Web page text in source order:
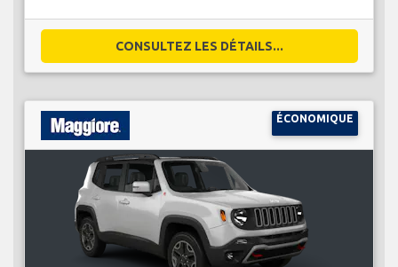
CONSULTEZ LES DÉTAILS...
ÉCONOMIQUE